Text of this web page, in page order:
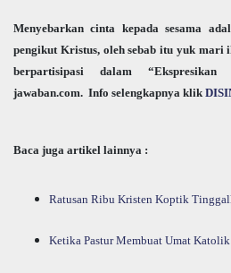
Menyebarkan cinta kepada sesama
pengikut Kristus, oleh sebab itu yuk mari
berpartisipasi dalam
jawaban.com. Info selengkapnya klik
Baca juga artikel lainnya :
Ratusan Ribu Kristen Koptik
Ketika Pastur Membuat Umat